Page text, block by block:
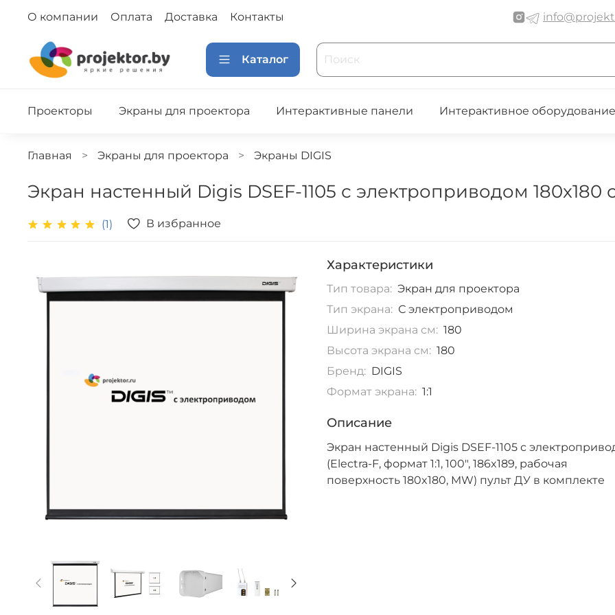
О компании Оплата Доставка Контакты
Каталог
Проекторы Экраны для проектора Интерактивные панели Интерактивное оборудование
Главная Экраны для проектора Экраны DIGIS
Экран настенный Digis DSEF-1105 с электроприводом 180x180
(1) В избранное
Характеристики
Тип товара: Экран для проектора
Тип экрана: С электроприводом
Ширина экрана см: 180
Высота экрана см: 180
Бренд: DIGIS
Формат экрана: 1:1
Описание
Экран настенный Digis DSEF-1105 с
(Electra-F, формат 1:1, 100", 186x189, рабочая
поверхность 180x180, MW) пульт ДУ в комплекте